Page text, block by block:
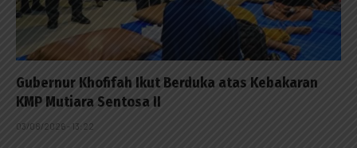
Gubernur Khofifah Ikut Berduka atas Kebakaran
KMP Mutiara Sentosa II
03/08/2026 - 13:22